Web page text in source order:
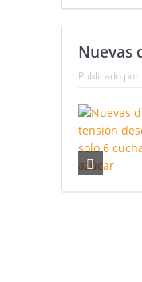
Nuevas
Publicado por: